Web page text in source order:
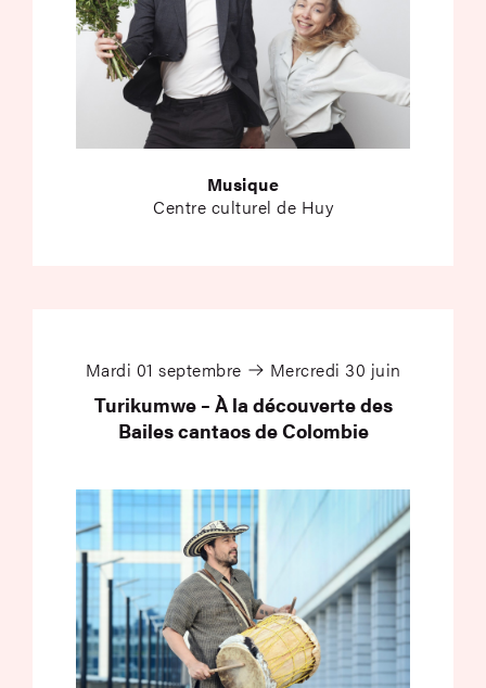
Musique
Centre culturel de Huy
Mardi 01 septembre Mercredi 30 juin
Turikumwe – À la découverte des
Bailes cantaos de Colombie